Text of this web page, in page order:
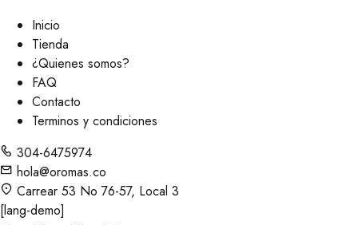
Inicio
Tienda
¿Quienes somos?
FAQ
Contacto
Terminos y condiciones
304-6475974
hola@oromas.co
Carrear 53 No 76-57, Local 3
[lang-demo]